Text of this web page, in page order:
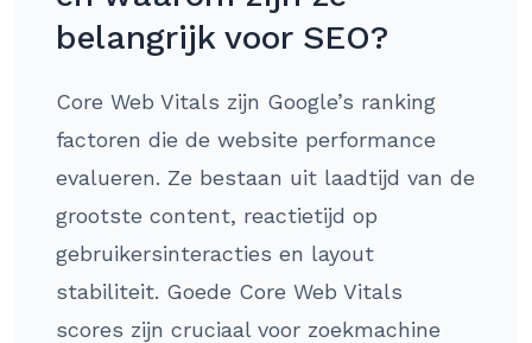
belangrijk voor SEO?
Core Web Vitals zijn Google’s ranking
factoren die de website performance
evalueren. Ze bestaan uit laadtijd van de
grootste content, reactietijd op
gebruikersinteracties en layout
stabiliteit. Goede Core Web Vitals
scores zijn cruciaal voor zoekmachine